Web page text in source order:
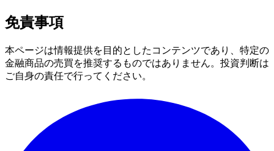
免責事項
本ページは情報提供を目的としたコンテンツであり、特定の
金融商品の売買を推奨するものではありません。投資判断は
ご自身の責任で行ってください。